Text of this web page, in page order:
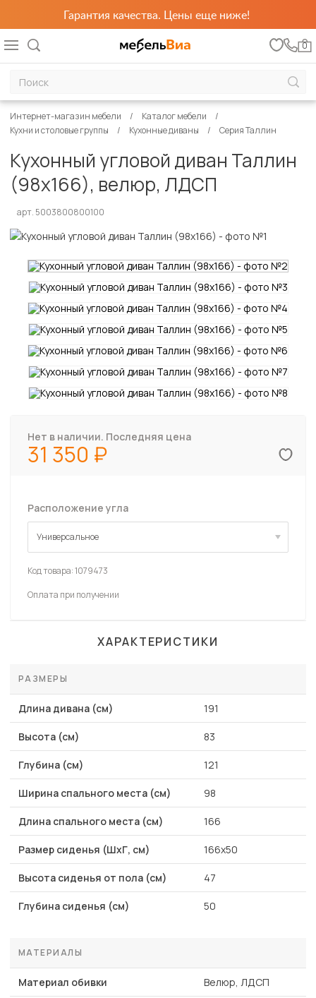
Гарантия качества. Цены еще ниже!
0
Интернет-магазин мебели
Каталог мебели
Кухни и столовые группы
Кухонные диваны Серия Таллин
Кухонный угловой диван Таллин
(98х166), велюр, ЛДСП
арт. 5003800800100
Нет в наличии. Последняя цена
31 350
Расположение угла
Универсальное
Универсальное
Код товара:1079473
Оплата при получении
ХАРАКТЕРИСТИКИ
РАЗМЕРЫ
Длина дивана (см) 191
Высота (см) 83
Глубина (см) 121
Ширина спального места (см) 98
Длина спального места (см) 166
Размер сиденья (ШхГ, см) 166х50
Высота сиденья от пола (см) 47
Глубина сиденья (см) 50
МАТЕРИАЛЫ
Материал обивки Велюр, ЛДСП